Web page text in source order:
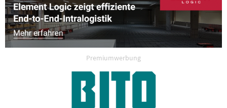
Premiumwerbung